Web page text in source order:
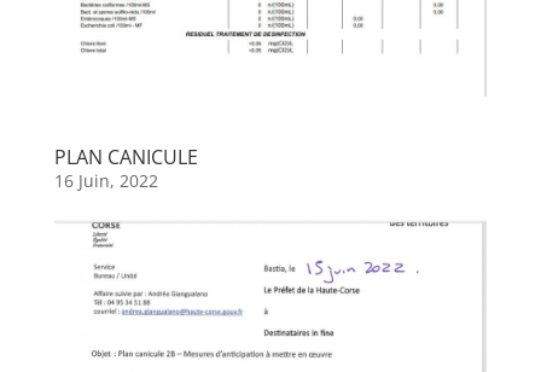
PLAN CANICULE
16 Juin, 2022